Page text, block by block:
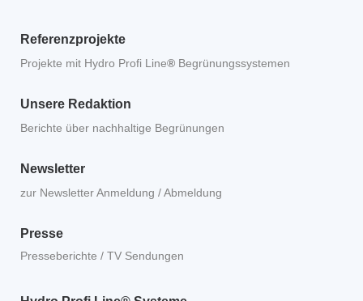
Referenzprojekte
Projekte mit Hydro Profi Line® Begrünungssystemen
Unsere Redaktion
Berichte über nachhaltige Begrünungen
Newsletter
zur Newsletter Anmeldung / Abmeldung
Presse
Presseberichte / TV Sendungen